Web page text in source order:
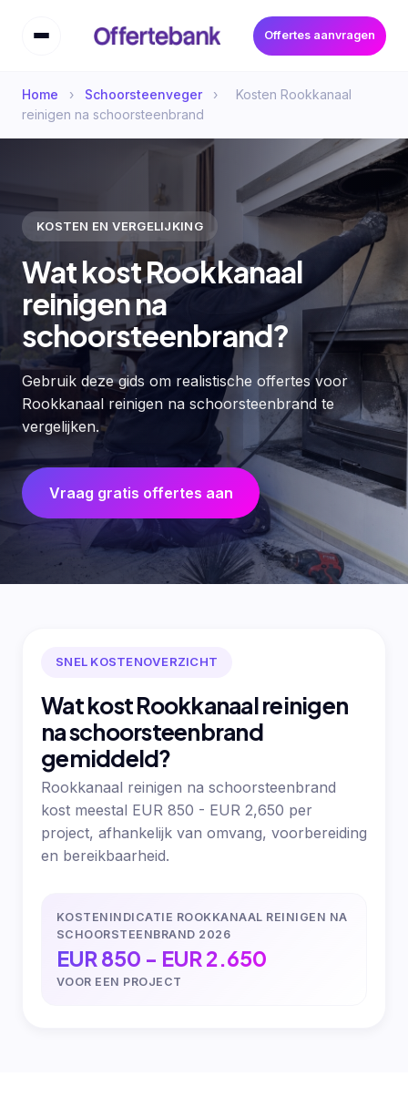
Offertes aanvragen
Home › Schoorsteenveger ›
Kosten Rookkanaal
reinigen na schoorsteenbrand
KOSTEN EN VERGELIJKING
Wat kost Rookkanaal
reinigen na
schoorsteenbrand?
Gebruik deze gids om realistische offertes voor
Rookkanaal reinigen na schoorsteenbrand te
vergelijken.
Vraag gratis offertes aan
SNEL KOSTENOVERZICHT
Wat kost Rookkanaal reinigen
na schoorsteenbrand
gemiddeld?
Rookkanaal reinigen na schoorsteenbrand
kost meestal EUR 850 - EUR 2,650 per
project, afhankelijk van omvang, voorbereiding
en bereikbaarheid.
KOSTENINDICATIE ROOKKANAAL REINIGEN NA
SCHOORSTEENBRAND 2026
EUR 850 - EUR 2.650
VOOR EEN PROJECT